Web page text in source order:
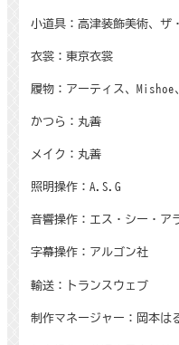
小道具：高津装飾美術、ザ
衣裳：東京衣裳
履物：アーティス、Mishoe
かつら：丸善
メイク：丸善
照明操作：A.S.G
音響操作：エス・シー・ア
字幕操作：アルゴン社
輸送：トランスウェブ
制作マネージャー：岡本は